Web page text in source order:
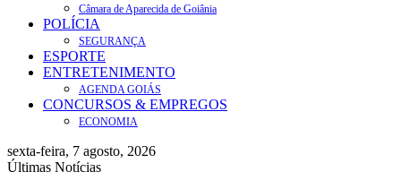
Câmara de Aparecida de Goiânia
POLÍCIA
SEGURANÇA
ESPORTE
ENTRETENIMENTO
AGENDA GOIÁS
CONCURSOS & EMPREGOS
ECONOMIA
sexta-feira, 7 agosto, 2026
Últimas Notícias